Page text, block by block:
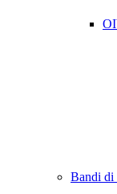
Bandi di